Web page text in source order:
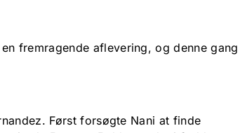
fremragende aflevering, og denne gang
Først forsøgte Nani at finde